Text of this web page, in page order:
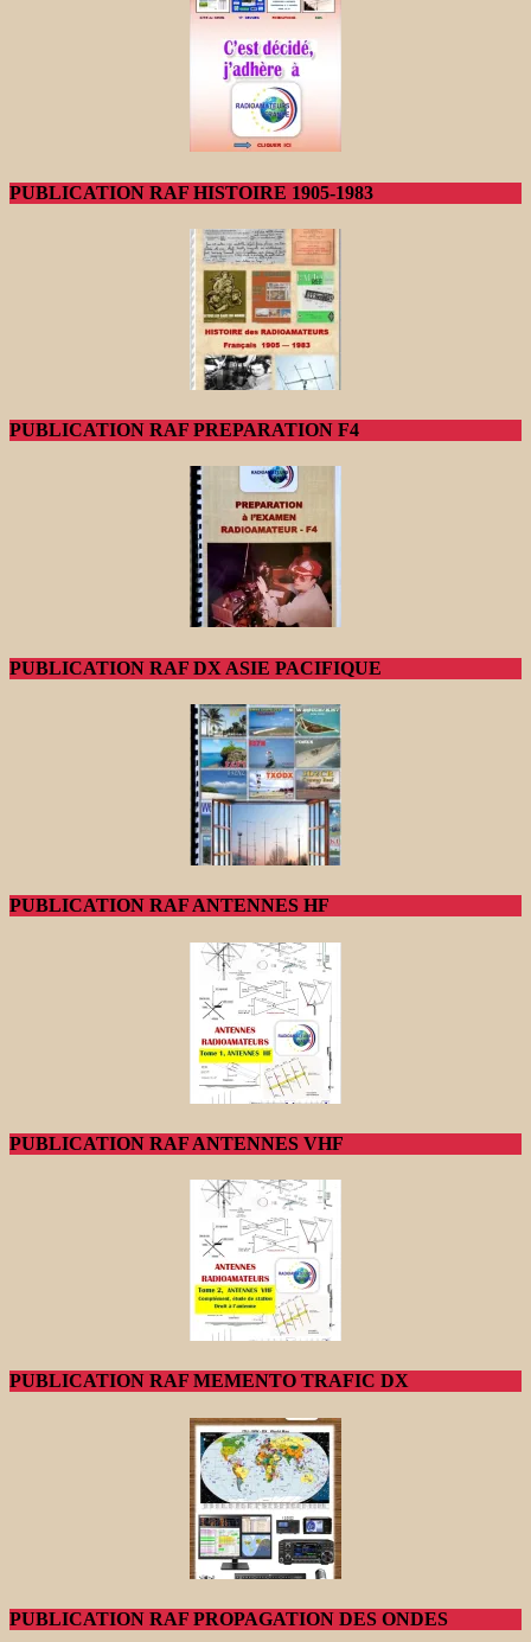
PUBLICATION RAF HISTOIRE 1905-1983
PUBLICATION RAF PREPARATION F4
PUBLICATION RAF DX ASIE PACIFIQUE
PUBLICATION RAF ANTENNES HF
PUBLICATION RAF ANTENNES VHF
PUBLICATION RAF MEMENTO TRAFIC DX
PUBLICATION RAF PROPAGATION DES ONDES